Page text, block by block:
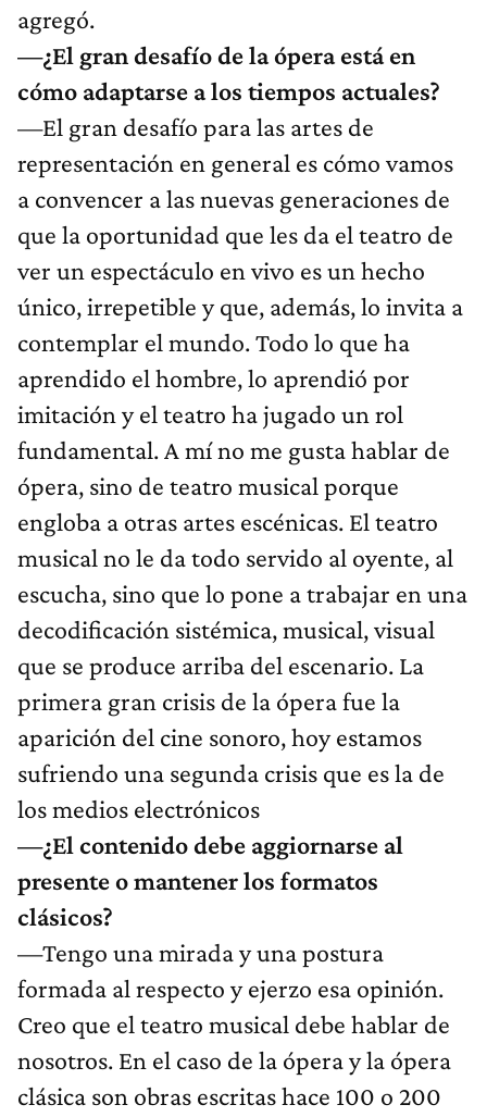
agregó.
—¿El gran desafío de la ópera está en
cómo adaptarse a los tiempos actuales?
—El gran desafío para las artes de
representación en general es cómo vamos
a convencer a las nuevas generaciones de
que la oportunidad que les da el teatro de
ver un espectáculo en vivo es un hecho
único, irrepetible y que, además, lo invita a
contemplar el mundo. Todo lo que ha
aprendido el hombre, lo aprendió por
imitación y el teatro ha jugado un rol
fundamental. A mí no me gusta hablar de
ópera, sino de teatro musical porque
engloba a otras artes escénicas. El teatro
musical no le da todo servido al oyente, al
escucha, sino que lo pone a trabajar en una
decodificación sistémica, musical, visual
que se produce arriba del escenario. La
primera gran crisis de la ópera fue la
aparición del cine sonoro, hoy estamos
sufriendo una segunda crisis que es la de
los medios electrónicos
—¿El contenido debe aggiornarse al
presente o mantener los formatos
clásicos?
—Tengo una mirada y una postura
formada al respecto y ejerzo esa opinión.
Creo que el teatro musical debe hablar de
nosotros. En el caso de la ópera y la ópera
clásica son obras escritas hace 100 o 200